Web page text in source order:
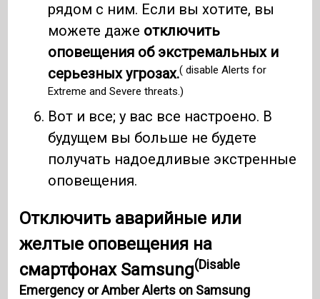
рядом с ним. Если вы хотите, вы
можете даже отключить
оповещения об экстремальных и
серьезных угрозах.( disable Alerts for
Extreme and Severe threats.)
Вот и все; у вас все настроено. В
будущем вы больше не будете
получать надоедливые экстренные
оповещения.
Отключить аварийные или
желтые оповещения на
смартфонах Samsung(Disable
Emergency or Amber Alerts on Samsung